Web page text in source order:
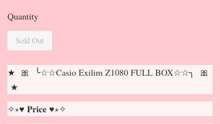
Quantity
Sold Out
★ 🎀 ╰☆☆Casio Exilim Z1080 FULL BOX☆☆╮ 🎀
★
✧⋆♥ 𝐏𝐫𝐢𝐜𝐞 ♥⋆✧